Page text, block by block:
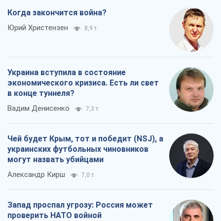
Когда закончится война?
Юрий Христензен 8,9 т.
Украина вступила в состояние
экономического кризиса. Есть ли свет
в конце туннеля?
Вадим Денисенко 7,3 т.
Чей будет Крым, тот и победит (NSJ), а
украинских футбольных чиновников
могут назвать убийцами
Александр Кирш 7,0 т.
Запад проспал угрозу: Россия может
проверить НАТО войной